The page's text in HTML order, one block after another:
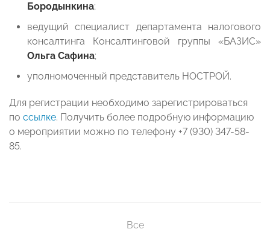
Бородынкина;
ведущий специалист департамента налогового
консалтинга Консалтинговой группы «БАЗИС»
Ольга Сафина;
уполномоченный представитель НОСТРОЙ.
Для регистрации необходимо зарегистрироваться
по ссылке. Получить более подробную информацию
о мероприятии можно по телефону +7 (930) 347-58-
85.
Все